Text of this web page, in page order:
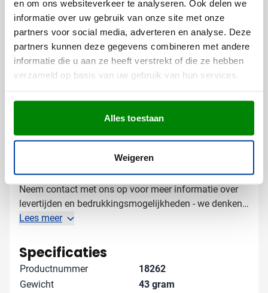
en om ons websiteverkeer te analyseren. Ook delen we
informatie over uw gebruik van onze site met onze
partners voor social media, adverteren en analyse. Deze
partners kunnen deze gegevens combineren met andere
informatie die u aan ze heeft verstrekt of die ze hebben
verzameld op basis van uw gebruik van hun services.
Alles toestaan
Weigeren
Met een tekst of slogan die je boodschap versterkt
Bedrukking mogelijk op beide zijden van de tas
De ruime bedrukbare oppervlakte van deze papieren
shopper biedt volop mogelijkheden om je merk
opvallend te presenteren.
Gratis digitaal voorbeeld van je
bedrukte papieren tas
shopping bag? Vraag een gratis digitaal voorbeeld
aan en zie precies hoe het eindresultaat eruit zal zien.
Neem contact met ons op voor meer informatie over
levertijden en bedrukkingsmogelijkheden - we denken
graag met je mee!
Lees meer
Specificaties
Productnummer
18262
Gewicht
43 gram